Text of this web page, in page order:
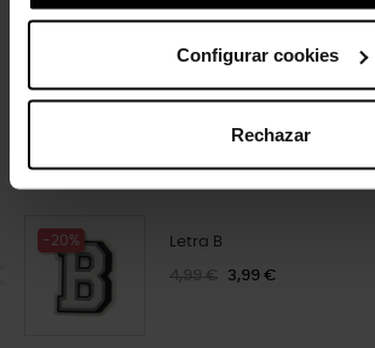
Configurar cookies
Rechazar
4 outros produtos na mesma
categoria:
-20% Letra B
4,99 € 3,99 €